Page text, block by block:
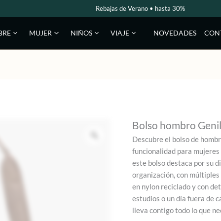
Rebajas de Verano • hasta 30%
MUJER NIÑOS VIAJE NOVEDADES
Bolso hombro
Descubre el bolso de
funcionalidad para
este bolso destaca por su
organización, con
en nylon reciclado y con
estudios o un día fuera de
lleva contigo todo lo que